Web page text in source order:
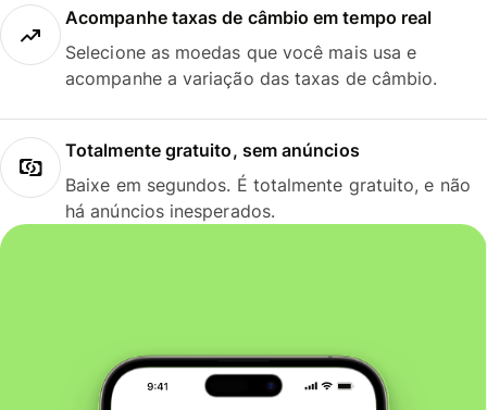
Acompanhe taxas de câmbio em tempo real
Selecione as moedas que você mais usa e
acompanhe a variação das taxas de câmbio.
Totalmente gratuito, sem anúncios
Baixe em segundos. É totalmente gratuito, e não
há anúncios inesperados.